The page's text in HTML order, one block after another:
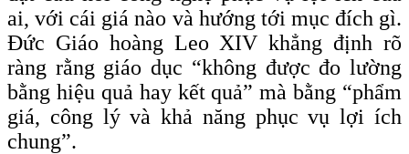
ai, với cái giá nào và hướng tới mục đích gì.
Đức Giáo hoàng Leo XIV khẳng định rõ
ràng rằng giáo dục “không được đo lường
bằng hiệu quả hay kết quả” mà bằng “phẩm
giá, công lý và khả năng phục vụ lợi ích
chung”.